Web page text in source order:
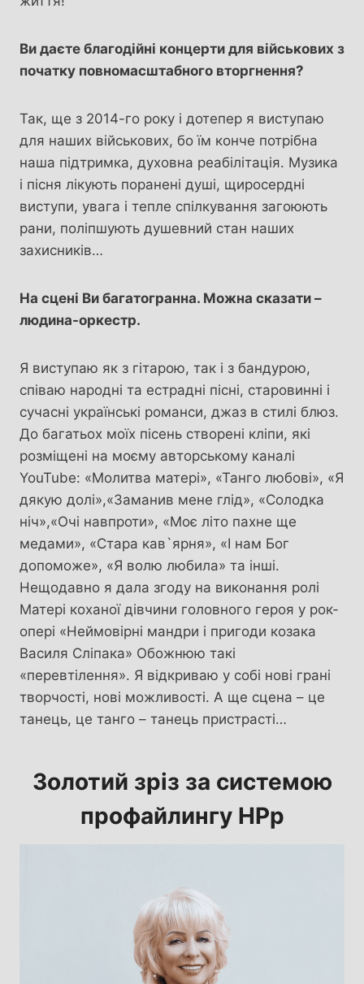
Ви даєте благодійні концерти для військових з
початку повномасштабного вторгнення?
Так, ще з 2014-го року і дотепер я виступаю
для наших військових, бо їм конче потрібна
наша підтримка, духовна реабілітація. Музика
і пісня лікують поранені душі, щиросердні
виступи, увага і тепле спілкування загоюють
рани, поліпшують душевний стан наших
захисників…
На сцені Ви багатогранна. Можна сказати –
людина-оркестр.
Я виступаю як з гітарою, так і з бандурою,
співаю народні та естрадні пісні, старовинні і
сучасні українські романси, джаз в стилі блюз.
До багатьох моїх пісень створені кліпи, які
розміщені на моєму авторському каналі
YouTube: «Молитва матері», «Танго любові», «Я
дякую долі»,«Заманив мене глід», «Солодка
ніч»,«Очі навпроти», «Моє літо пахне ще
медами», «Стара кав`ярня», «І нам Бог
допоможе», «Я волю любила» та інші.
Нещодавно я дала згоду на виконання ролі
Матері коханої дівчини головного героя у рок-
опері «Неймовірні мандри і пригоди козака
Василя Сліпака» Обожнюю такі
«перевтілення». Я відкриваю у собі нові грані
творчості, нові можливості. А ще сцена – це
танець, це танго – танець пристрасті…
Золотий зріз за системою
профайлингу HPp